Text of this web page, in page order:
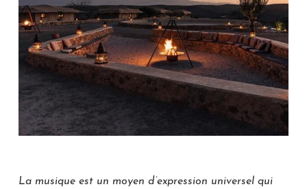
La musique est un moyen d’expression universel qui